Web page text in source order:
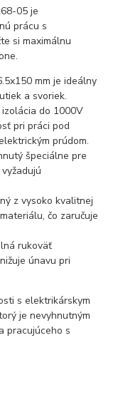
05 je
prácu s
si maximálnu
mm je ideálny
a svoriek.
do 1000V
pri práci pod
prúdom.
špeciálne pre
z vysoko kvalitnej
čo zaručuje
rukoväť
únavu pri
s elektrikárskym
je nevyhnutným
pracujúceho s